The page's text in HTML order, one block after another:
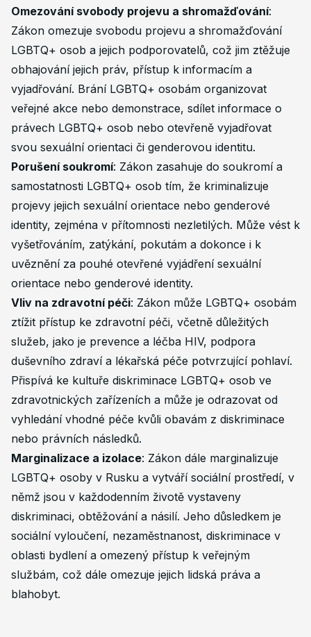
Omezování svobody projevu a shromažďování:
Zákon omezuje svobodu projevu a shromažďování
LGBTQ+ osob a jejich podporovatelů, což jim ztěžuje
obhajování jejich práv, přístup k informacím a
vyjadřování. Brání LGBTQ+ osobám organizovat
veřejné akce nebo demonstrace, sdílet informace o
právech LGBTQ+ osob nebo otevřeně vyjadřovat
svou sexuální orientaci či genderovou identitu.
Porušení soukromí: Zákon zasahuje do soukromí a
samostatnosti LGBTQ+ osob tím, že kriminalizuje
projevy jejich sexuální orientace nebo genderové
identity, zejména v přítomnosti nezletilých. Může vést k
vyšetřováním, zatýkání, pokutám a dokonce i k
uvěznění za pouhé otevřené vyjádření sexuální
orientace nebo genderové identity.
Vliv na zdravotní péči: Zákon může LGBTQ+ osobám
ztížit přístup ke zdravotní péči, včetně důležitých
služeb, jako je prevence a léčba HIV, podpora
duševního zdraví a lékařská péče potvrzující pohlaví.
Přispívá ke kultuře diskriminace LGBTQ+ osob ve
zdravotnických zařízeních a může je odrazovat od
vyhledání vhodné péče kvůli obavám z diskriminace
nebo právních následků.
Marginalizace a izolace: Zákon dále marginalizuje
LGBTQ+ osoby v Rusku a vytváří sociální prostředí, v
němž jsou v každodenním životě vystaveny
diskriminaci, obtěžování a násilí. Jeho důsledkem je
sociální vyloučení, nezaměstnanost, diskriminace v
oblasti bydlení a omezený přístup k veřejným
službám, což dále omezuje jejich lidská práva a
blahobyt.